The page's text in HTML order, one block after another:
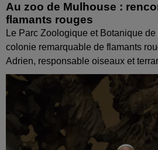
Au zoo de Mulhouse :
flamants rouges
Le Parc Zoologique et Botanique
colonie remarquable de flamants
Adrien, responsable oiseaux et